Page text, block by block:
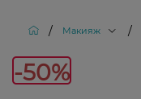
/ Макияж /
-50%